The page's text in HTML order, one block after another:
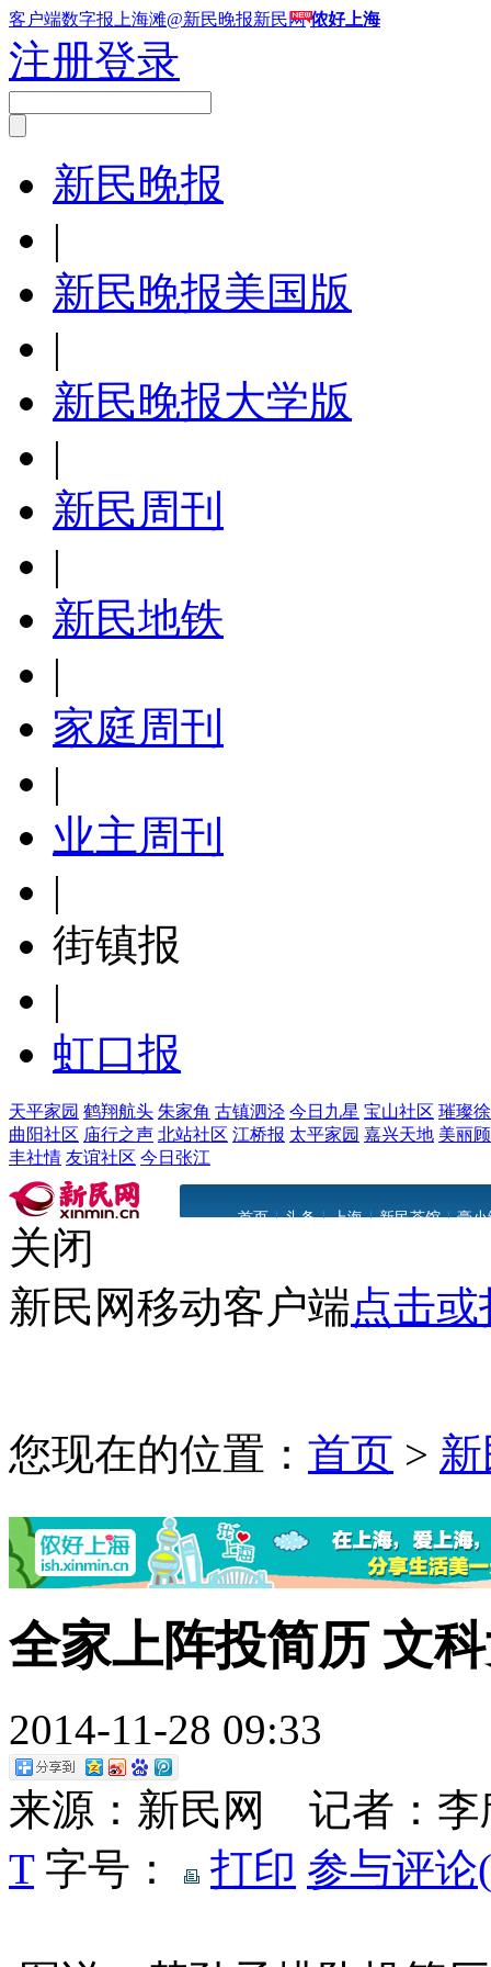
客户端数字报 上海滩@新民晚报新民网 侬好上海
注册登录
新民晚报
|
新民晚报美国版
|
新民晚报大学版
|
新民周刊
|
新民地铁
|
家庭周刊
|
业主周刊
|
街镇报
|
虹口报
天平家园 鹤翔航头 朱家角 古镇泗泾 今日九星 宝山社区 璀璨
曲阳社区 庙行之声 北站社区 江桥报 太平家园 嘉兴天地 美丽
丰社情 友谊社区 今日张江
首页 | 头条 | 上海 | 新民茶馆 | 豪小
关闭
新民网移动客户端点击
您现在的位置： 首页 >
全家上阵投简历 文
2014-11-28 09:33
来源：新民网 记者：
T 字号： 打印 参与评论(